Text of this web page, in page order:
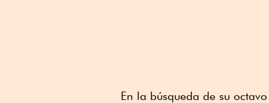
En la búsqueda de su